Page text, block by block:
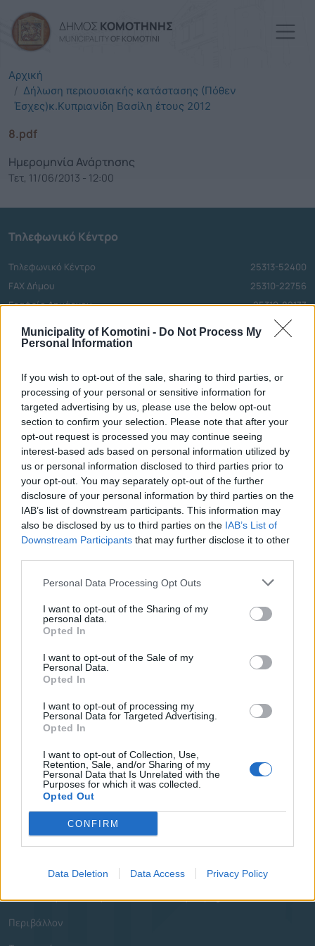
Municipality of Komotini - Do Not Process My
Personal Information
If you wish to opt-out of the sale, sharing to third parties, or
processing of your personal or sensitive information for
targeted advertising by us, please use the below opt-out
section to confirm your selection. Please note that after your
opt-out request is processed you may continue seeing
interest-based ads based on personal information utilized by
us or personal information disclosed to third parties prior to
your opt-out. You may separately opt-out of the further
disclosure of your personal information by third parties on the
IAB’s list of downstream participants. This information may
also be disclosed by us to third parties on the IAB’s List of
Downstream Participants that may further disclose it to other
Personal Data Processing Opt Outs
I want to opt-out of the Sharing of my
personal data.
Opted In
I want to opt-out of the Sale of my
Personal Data.
Opted In
I want to opt-out of processing my
Personal Data for Targeted Advertising.
Opted In
I want to opt-out of Collection, Use,
Retention, Sale, and/or Sharing of my
Personal Data that Is Unrelated with the
Purposes for which it was collected.
Opted Out
CONFIRM
Data Deletion Data Access Privacy Policy
ΔΗΜΟΣ ΚΟΜΟΤΗΝΗΣ
MUNICIPALITY OF KOMOTINI
Αρχική
Δήλωση περιουσιακής κατάστασης (Πόθεν
Έσχες)κ.Κυπριανίδη Βασίλη έτους 2012
8.pdf
Ημερομηνία Ανάρτησης
Τετ, 11/06/2013 - 12:00
Τηλεφωνικό Κέντρο
Τηλεφωνικό Κέντρο
25313-52400
FAX Δήμου
25310-22756
Γραφείο Δημάρχου
25310-82177
25310-83300
Κ.Α.Π.Η.
Αστυνομικό Τμήμα
25310-22100
Κ.Τ.Ε.Λ.
25310-22912
Ο.Σ.Ε.
25310-22650
Αρχ. Μουσείο
25310-22411
Γρήγορη Πλοήγηση
Δήμος
Ο Δήμαρχος
Αντιδήμαρχοι
Δημοτικό Συμβούλιο
Συλλογικά Όργανα Δήμου
Δημοτικές Κοινότητες
Υπηρεσίες του Δήμου
Χρήσιμα Τηλέφωνα
Ενότητες Ιστοτόπου
Διοίκηση και Ηλεκτρονική Διακυβέρνηση
Δομημένο Αστικό Περιβάλλον
Διεθνείς Συνεργασίες
Ιστορία - Πολιτισμός
Κοινωνική Πολιτική Παιδεία και Αθλητισμός
Περιβάλλον